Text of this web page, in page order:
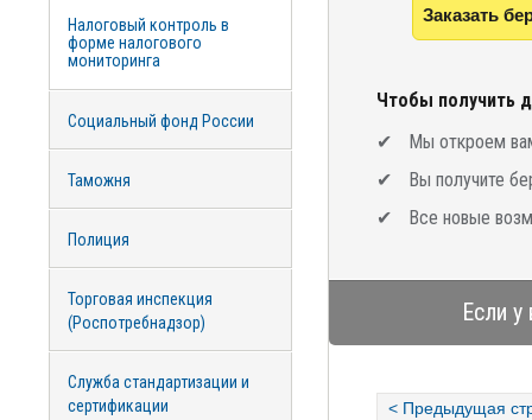
Заказать
Чтобы получить
Мы откроем
Вы получите
Все новые
Если
< Предыдущая
Налоговый контроль в
форме налогового
мониторинга
Социальный фонд России
Таможня
Полиция
Торговая инспекция
(Роспотребнадзор)
Служба стандартизации и
сертификации